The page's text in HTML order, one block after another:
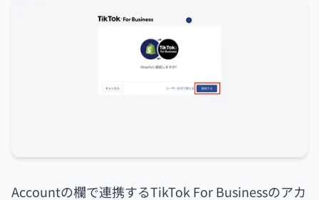
Accountの欄で連携するTikTok For Businessのアカ